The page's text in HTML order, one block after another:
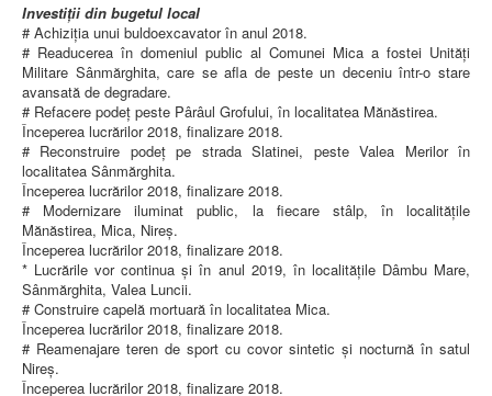
Investiții din bugetul local
# Achiziția unui buldoexcavator în anul 2018.
# Readucerea în domeniul public al Comunei Mica a fostei Unități
Militare Sânmărghita, care se afla de peste un deceniu într-o stare
avansată de degradare.
# Refacere podeț peste Pârâul Grofului, în localitatea Mănăstirea.
Începerea lucrărilor 2018, finalizare 2018.
# Reconstruire podeț pe strada Slatinei, peste Valea Merilor în
localitatea Sânmărghita.
Începerea lucrărilor 2018, finalizare 2018.
# Modernizare iluminat public, la fiecare stâlp, în localitățile
Mănăstirea, Mica, Nireș.
Începerea lucrărilor 2018, finalizare 2018.
* Lucrările vor continua și în anul 2019, în localitățile Dâmbu Mare,
Sânmărghita, Valea Luncii.
# Construire capelă mortuară în localitatea Mica.
Începerea lucrărilor 2018, finalizare 2018.
# Reamenajare teren de sport cu covor sintetic și nocturnă în satul
Nireș.
Începerea lucrărilor 2018, finalizare 2018.